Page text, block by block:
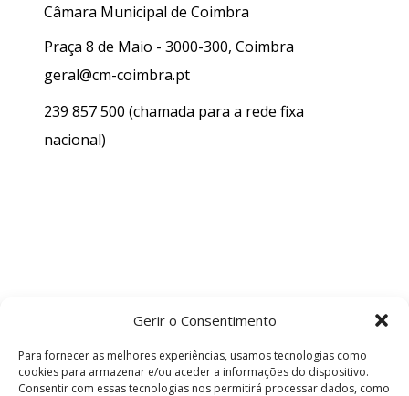
Gerir o Consentimento
Para fornecer as melhores experiências, usamos tecnologias como
cookies para armazenar e/ou aceder a informações do dispositivo.
Consentir com essas tecnologias nos permitirá processar dados, como
Câmara Municipal de Coimbra
Praça 8 de Maio - 3000-300, Coimbra
geral@cm-coimbra.pt
239 857 500 (chamada para a rede fixa
nacional)